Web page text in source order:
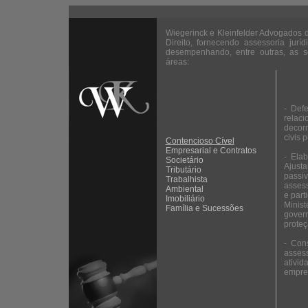
Wiegerinck e Kleinfelder Advogados
Direito, fornecendo assessoria
desempenhando, entre outras, as
áreas:
Contencioso Cível
Empresarial e Contratos
Societário
Tributário
Trabalhista
Ambiental
Imobiliário
Família e Sucessões
-
civis
-
e
-